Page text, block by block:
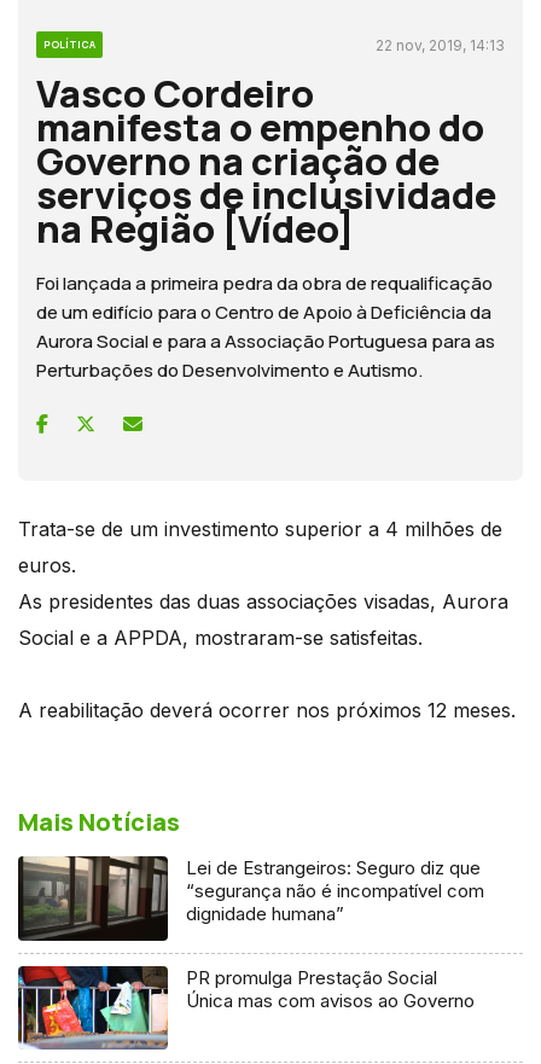
POLÍTICA 22 nov, 2019, 14:13
Vasco Cordeiro
manifesta o empenho do
Governo na criação de
serviços de inclusividade
na Região [Vídeo]
Foi lançada a primeira pedra da obra de requalificação
de um edifício para o Centro de Apoio à Deficiência da
Aurora Social e para a Associação Portuguesa para as
Perturbações do Desenvolvimento e Autismo.
Trata-se de um investimento superior a 4 milhões de
euros.
As presidentes das duas associações visadas, Aurora
Social e a APPDA, mostraram-se satisfeitas.
A reabilitação deverá ocorrer nos próximos 12 meses.
Mais Notícias
Lei de Estrangeiros: Seguro diz que
“segurança não é incompatível com
dignidade humana”
PR promulga Prestação Social
Única mas com avisos ao Governo